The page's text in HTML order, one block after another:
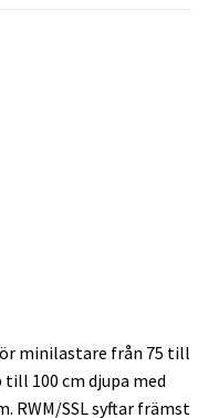
minilastare från 75 till
100 cm djupa med
RWM/SSL syftar främst